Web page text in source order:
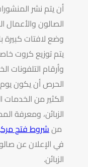
أن يتم نشر
الصالون والأعمال
وضع لافتات كبيرة
يتم توزيع كروت
وأرقام التلفونات
الحرص أن يكون
الكثير من
الزبائن، ومعرفة
منشروط فتح
في الإعلان عن
الزبائن.